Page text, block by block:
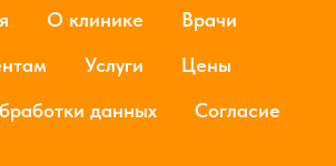
О клинике
Врачи
Услуги
Цены
данных
Согласие